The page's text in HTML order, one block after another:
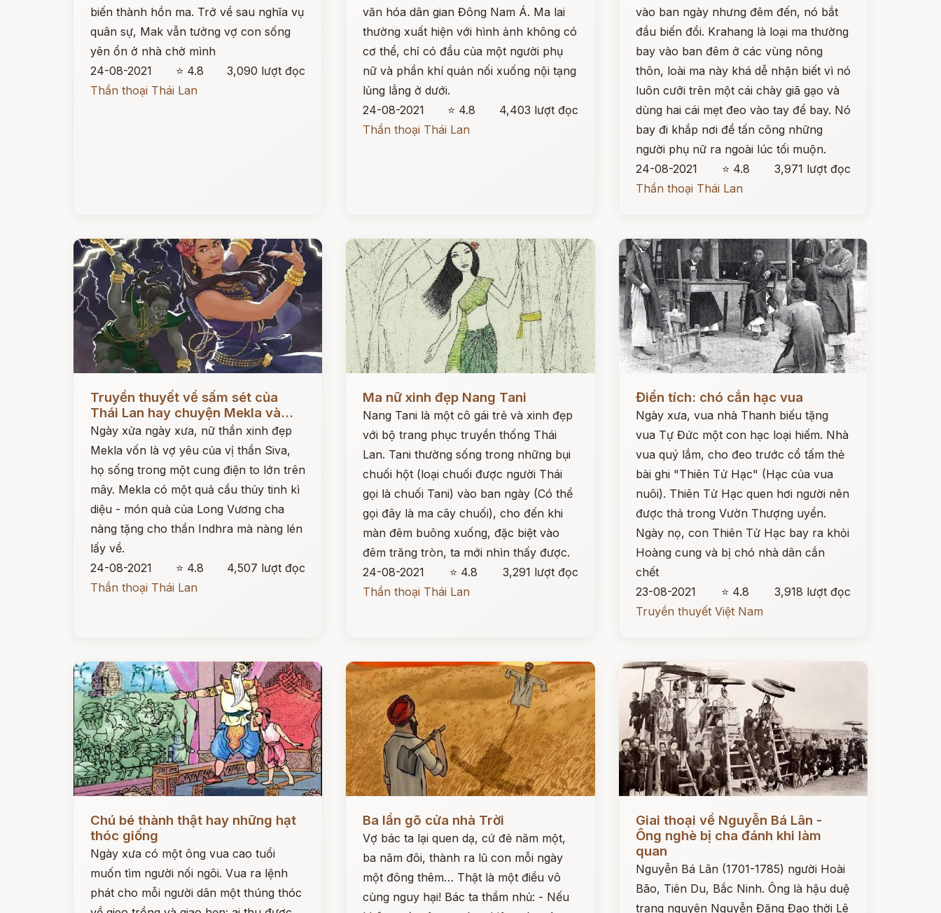
biến thành hồn ma. Trở về sau nghĩa vụ
quân sự, Mak vẫn tưởng vợ con sống
yên ổn ở nhà chờ mình
24-08-2021
⭐ 4.8
3,090 lượt đọc
Thần thoại Thái Lan
văn hóa dân gian Đông Nam Á. Ma lai
thường xuất hiện với hình ảnh không có
cơ thể, chỉ có đầu của một người phụ
nữ và phần khí quản nối xuống nội tạng
lủng lẳng ở dưới.
24-08-2021
⭐ 4.8
4,403 lượt đọc
Thần thoại Thái Lan
vào ban ngày nhưng đêm đến, nó bắt
đầu biến đổi. Krahang là loại ma thường
bay vào ban đêm ở các vùng nông
thôn, loài ma này khá dễ nhận biết vì nó
luôn cưỡi trên một cái chày giã gạo và
dùng hai cái mẹt đeo vào tay để bay. Nó
bay đi khắp nơi để tấn công những
người phụ nữ ra ngoài lúc tối muộn.
24-08-2021
⭐ 4.8
3,971 lượt đọc
Thần thoại Thái Lan
Đọc ngay
Truyền thuyết về sấm sét của
Thái Lan hay chuyện Mekla và...
Ngày xửa ngày xưa, nữ thần xinh đẹp
Mekla vốn là vợ yêu của vị thần Siva,
họ sống trong một cung điện to lớn trên
mây. Mekla có một quả cầu thủy tinh kì
diệu - món quà của Long Vương cha
nàng tặng cho thần Indhra mà nàng lén
lấy về.
24-08-2021
⭐ 4.8
4,507 lượt đọc
Thần thoại Thái Lan
Ma nữ xinh đẹp Nang Tani
Nang Tani là một cô gái trẻ và xinh đẹp
với bộ trang phục truyền thống Thái
Lan. Tani thường sống trong những bụi
chuối hột (loại chuối được người Thái
gọi là chuối Tani) vào ban ngày (Có thể
gọi đây là ma cây chuối), cho đến khi
màn đêm buông xuống, đặc biệt vào
đêm trăng tròn, ta mới nhìn thấy được.
24-08-2021
⭐ 4.8
3,291 lượt đọc
Thần thoại Thái Lan
Đọc ngay
Điển tích: chó cắn hạc vua
Ngày xưa, vua nhà Thanh biếu tặng
vua Tự Đức một con hạc loại hiếm. Nhà
vua quý lắm, cho đeo trước cổ tấm thẻ
bài ghi "Thiên Tử Hạc" (Hạc của vua
nuôi). Thiên Tử Hạc quen hơi người nên
được thả trong Vườn Thượng uyển.
Ngày nọ, con Thiên Tử Hạc bay ra khỏi
Hoàng cung và bị chó nhà dân cắn
chết
23-08-2021
⭐ 4.8
3,918 lượt đọc
Truyền thuyết Việt Nam
Chú bé thành thật hay những hạt
thóc giống
Ngày xưa có một ông vua cao tuổi
muốn tìm người nối ngôi. Vua ra lệnh
phát cho mỗi người dân một thúng thóc
Đọc ngay
Ba lần gõ cửa nhà Trời
Vợ bác ta lại quen dạ, cứ đẻ năm một,
ba năm đôi, thành ra lũ con mỗi ngày
một đông thêm… Thật là một điều vô
cùng nguy hại! Bác ta thầm nhủ: - Nếu
Giai thoại về Nguyễn Bá Lân -
Ông nghè bị cha đánh khi làm
quan
Nguyễn Bá Lân (1701-1785) người Hoài
Bão, Tiên Du, Bắc Ninh. Ông là hậu duệ
trạng nguyên Nguyễn Đăng Đạo thời Lê